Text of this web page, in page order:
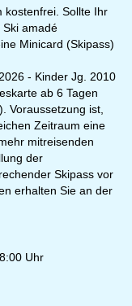
kostenfrei. Sollte Ihr
amadé
Minicard (Skipass)
- Kinder Jg. 2010
ab 6 Tagen
Voraussetzung ist,
Zeitraum eine
mitreisenden
der
Skipass vor
erhalten Sie an der
Uhr